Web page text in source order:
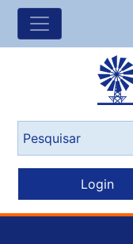
Login